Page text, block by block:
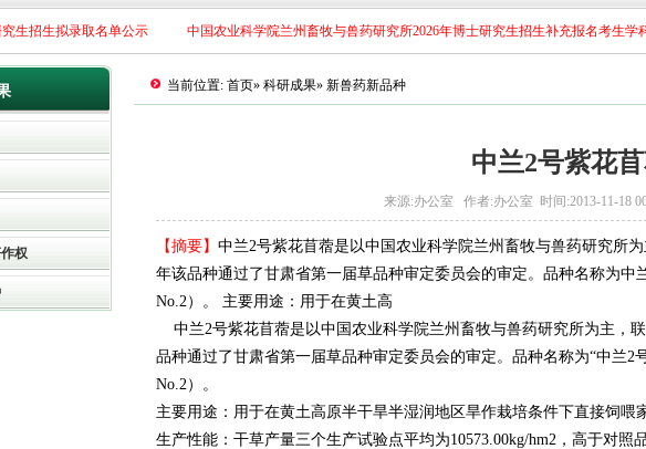
招生拟录取名单公示 中国农业科学院兰州畜牧与兽药研究所2026年博士研究生招生补充报名考生学科
权
当前位置: 首页» 科研成果» 新兽药新品种
中兰2号紫花
来源:办公室 作者:办公室 时间:2013-11-18
【摘要】 中兰2号紫花苜蓿是以中国农业科学院兰州畜牧与兽药研究所
年该品种通过了甘肃省第一届草品种审定委员会的审定。品种名称为中
No.2）。 主要用途：用于在黄土高
中兰2号紫花苜蓿是以中国农业科学院兰州畜牧与兽药研究所为主，
品种通过了甘肃省第一届草品种审定委员会的审定。品种名称为“中兰2
No.2）。
主要用途：用于在黄土高原半干旱半湿润地区旱作栽培条件下直接饲喂
生产性能：干草产量三个生产试验点平均为10573.00kg/hm2，高于对照